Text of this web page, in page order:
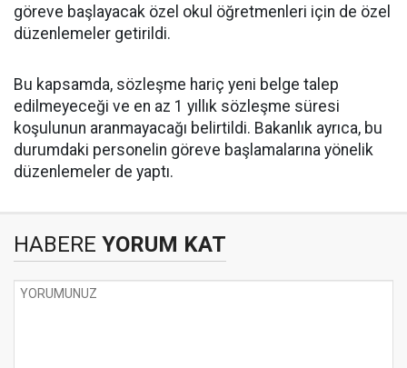
göreve başlayacak özel okul öğretmenleri için de özel
düzenlemeler getirildi.
Bu kapsamda, sözleşme hariç yeni belge talep
edilmeyeceği ve en az 1 yıllık sözleşme süresi
koşulunun aranmayacağı belirtildi. Bakanlık ayrıca, bu
durumdaki personelin göreve başlamalarına yönelik
düzenlemeler de yaptı.
HABERE YORUM KAT